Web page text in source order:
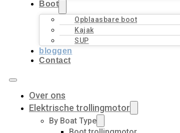
Boot
Opblaasbare boot
Kajak
SUP
bloggen
Contact
Over ons
Elektrische trollingmotor
By Boat Type